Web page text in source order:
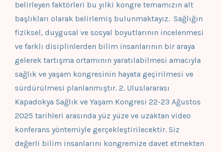
belirleyen faktörleri bu yılki kongre temamızın alt
başlıkları olarak belirlemiş bulunmaktayız. Sağlığın
fiziksel, duygusal ve sosyal boyutlarının incelenmesi
ve farklı disiplinlerden bilim insanlarının bir araya
gelerek tartışma ortamının yaratılabilmesi amacıyla
sağlık ve yaşam kongresinin hayata geçirilmesi ve
sürdürülmesi planlanmıştır. 2. Uluslararası
Kapadokya Sağlık ve Yaşam Kongresi 22-23 Ağustos
2025 tarihleri arasında yüz yüze ve uzaktan video
konferans yöntemiyle gerçekleştirilecektir. Siz
değerli bilim insanlarını kongremize davet etmekten